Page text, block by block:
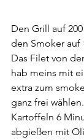
Den Grill auf
den Smoker auf
Das Filet von
hab meins mit
extra zum
ganz frei wählen.
Kartoffeln 6
abgießen mit